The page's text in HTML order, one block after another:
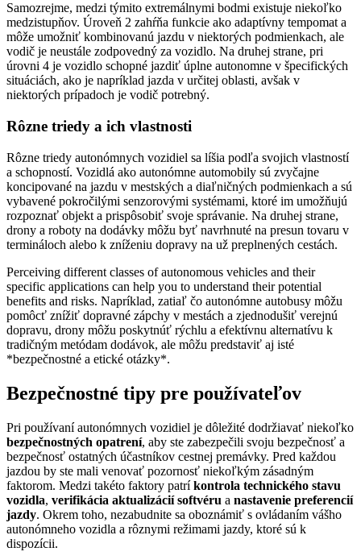
Samozrejme, medzi týmito extremálnymi bodmi existuje niekoľko
medzistupňov. Úroveň 2 zahŕňa funkcie ako adaptívny tempomat a
môže umožniť kombinovanú jazdu v niektorých podmienkach, ale
vodič je neustále zodpovedný za vozidlo. Na druhej strane, pri
úrovni 4 je vozidlo schopné jazdiť úplne autonomne v špecifických
situáciách, ako je napríklad jazda v určitej oblasti, avšak v
niektorých prípadoch je vodič potrebný.
Rôzne triedy a ich vlastnosti
Rôzne triedy autonómnych vozidiel sa líšia podľa svojich vlastností
a schopností. Vozidlá ako autonómne automobily sú zvyčajne
koncipované na jazdu v mestských a diaľničných podmienkach a sú
vybavené pokročilými senzorovými systémami, ktoré im umožňujú
rozpoznať objekt a prispôsobiť svoje správanie. Na druhej strane,
drony a roboty na dodávky môžu byť navrhnuté na presun tovaru v
termináloch alebo k zníženiu dopravy na už preplnených cestách.
Perceiving different classes of autonomous vehicles and their
specific applications can help you to understand their potential
benefits and risks. Napríklad, zatiaľ čo autonómne autobusy môžu
pomôcť znížiť dopravné zápchy v mestách a zjednodušiť verejnú
dopravu, drony môžu poskytnúť rýchlu a efektívnu alternatívu k
tradičným metódam dodávok, ale môžu predstaviť aj isté
*bezpečnostné a etické otázky*.
Bezpečnostné tipy pre používateľov
Pri používaní autonómnych vozidiel je dôležité dodržiavať niekoľko
bezpečnostných opatrení, aby ste zabezpečili svoju bezpečnosť a
bezpečnosť ostatných účastníkov cestnej premávky. Pred každou
jazdou by ste mali venovať pozornosť niekoľkým zásadným
faktorom. Medzi takéto faktory patríkontrola technického stavu
vozidla, verifikácia aktualizácií softvéru a nastavenie preferencií
jazdy. Okrem toho, nezabudnite sa oboznámiť s ovládaním vášho
autonómneho vozidla a rôznymi režimami jazdy, ktoré sú k
dispozícii.